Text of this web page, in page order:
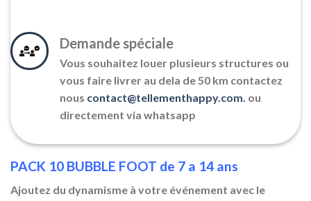
Demande spéciale
Vous souhaitez louer plusieurs structures ou
vous faire livrer au dela de 50 km contactez
nous contact@tellementhappy.com. ou
directement via whatsapp
PACK 10 BUBBLE FOOT de 7 a 14 ans
Ajoutez du dynamisme à votre événement avec le